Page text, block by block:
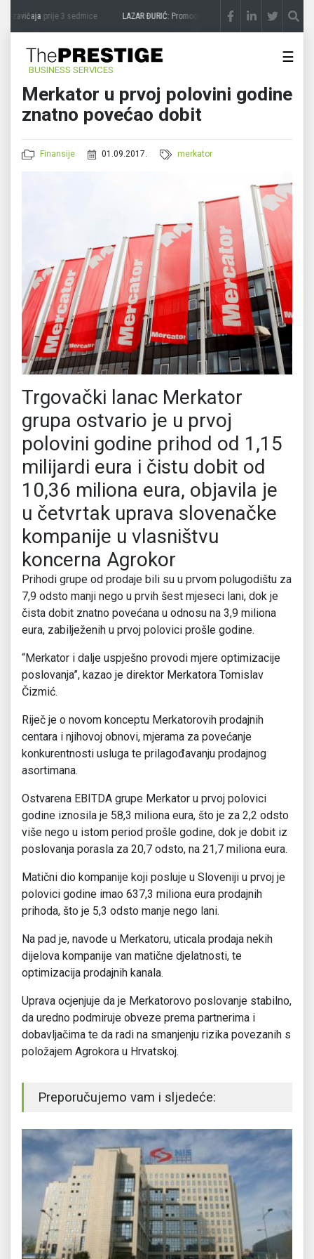
zavičajaprije 3 sedmice LAZAR ĐURIĆ: Promocija potencijal pretvara u destinaciju
BUSINESS SERVICES
☰
Merkator u prvoj polovini godine
znatno povećao dobit
Finansije 01.09.2017. merkator
Trgovački lanac Merkator
grupa ostvario je u prvoj
polovini godine prihod od 1,15
milijardi eura i čistu dobit od
10,36 miliona eura, objavila je
u četvrtak uprava slovenačke
kompanije u vlasništvu
koncerna Agrokor
Prihodi grupe od prodaje bili su u prvom polugodištu za
7,9 odsto manji nego u prvih šest mjeseci lani, dok je
čista dobit znatno povećana u odnosu na 3,9 miliona
eura, zabilježenih u prvoj polovici prošle godine.
“Merkator i dalje uspješno provodi mjere optimizacije
poslovanja”, kazao je direktor Merkatora Tomislav
Čizmić.
Riječ je o novom konceptu Merkatorovih prodajnih
centara i njihovoj obnovi, mjerama za povećanje
konkurentnosti usluga te prilagođavanju prodajnog
asortimana.
Ostvarena EBITDA grupe Merkator u prvoj polovici
godine iznosila je 58,3 miliona eura, što je za 2,2 odsto
više nego u istom period prošle godine, dok je dobit iz
poslovanja porasla za 20,7 odsto, na 21,7 miliona eura.
Matični dio kompanije koji posluje u Sloveniji u prvoj je
polovici godine imao 637,3 miliona eura prodajnih
prihoda, što je 5,3 odsto manje nego lani.
Na pad je, navode u Merkatoru, uticala prodaja nekih
dijelova kompanije van matične djelatnosti, te
optimizacija prodajnih kanala.
Uprava ocjenjuje da je Merkatorovo poslovanje stabilno,
da uredno podmiruje obveze prema partnerima i
dobavljačima te da radi na smanjenju rizika povezanih s
položajem Agrokora u Hrvatskoj.
Preporučujemo vam i sljedeće: